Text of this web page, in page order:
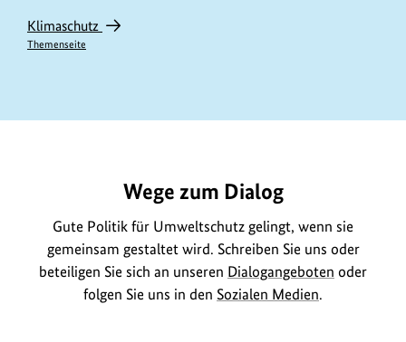
Klimaschutz
Themenseite
Wege zum Dialog
Gute Politik für Umweltschutz gelingt, wenn sie
gemeinsam gestaltet wird. Schreiben Sie uns oder
beteiligen Sie sich an unseren Dialogangeboten oder
folgen Sie uns in den Sozialen Medien.